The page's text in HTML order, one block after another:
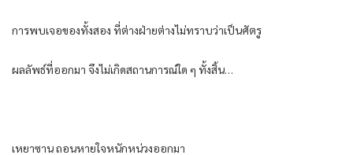
การ​พบ​เจอ​ของ​ทั้งสอง​ ที่​ต่าง​ฝ่าย​ต่าง​ไม่ทราบ​ว่า​เป็น​ศัตรู​
ผลลัพธ์​ที่​ออกมา​ จึงไม่เกิด​สถานการณ์​ใด​ ๆ ทั้งสิ้น​…
เหยา​ซาน​ ถอนหายใจ​หนักหน่วง​ออกมา​